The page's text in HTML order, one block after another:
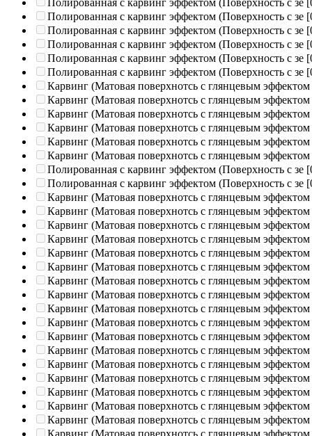
Полированная c карвинг эффектом (Поверхность с зе
Полированная c карвинг эффектом (Поверхность с зе
Полированная c карвинг эффектом (Поверхность с зе
Полированная c карвинг эффектом (Поверхность с зе
Полированная c карвинг эффектом (Поверхность с зе
Полированная c карвинг эффектом (Поверхность с зе
Карвинг (Матовая поверхнотсь с глянцевым эффектом
Карвинг (Матовая поверхнотсь с глянцевым эффектом
Карвинг (Матовая поверхнотсь с глянцевым эффектом
Карвинг (Матовая поверхнотсь с глянцевым эффектом
Карвинг (Матовая поверхнотсь с глянцевым эффектом
Карвинг (Матовая поверхнотсь с глянцевым эффектом
Полированная c карвинг эффектом (Поверхность с зе
Полированная c карвинг эффектом (Поверхность с зе
Карвинг (Матовая поверхнотсь с глянцевым эффектом
Карвинг (Матовая поверхнотсь с глянцевым эффектом
Карвинг (Матовая поверхнотсь с глянцевым эффектом
Карвинг (Матовая поверхнотсь с глянцевым эффектом
Карвинг (Матовая поверхнотсь с глянцевым эффектом
Карвинг (Матовая поверхнотсь с глянцевым эффектом
Карвинг (Матовая поверхнотсь с глянцевым эффектом
Карвинг (Матовая поверхнотсь с глянцевым эффектом
Карвинг (Матовая поверхнотсь с глянцевым эффектом
Карвинг (Матовая поверхнотсь с глянцевым эффектом
Карвинг (Матовая поверхнотсь с глянцевым эффектом
Карвинг (Матовая поверхнотсь с глянцевым эффектом
Карвинг (Матовая поверхнотсь с глянцевым эффектом
Карвинг (Матовая поверхнотсь с глянцевым эффектом
Карвинг (Матовая поверхнотсь с глянцевым эффектом
Карвинг (Матовая поверхнотсь с глянцевым эффектом
Карвинг (Матовая поверхнотсь с глянцевым эффектом